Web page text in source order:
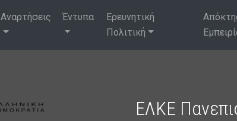
Αναρτήσεις Έντυπα
Ερευνητική
Πολιτική
ΕΛΚΕ